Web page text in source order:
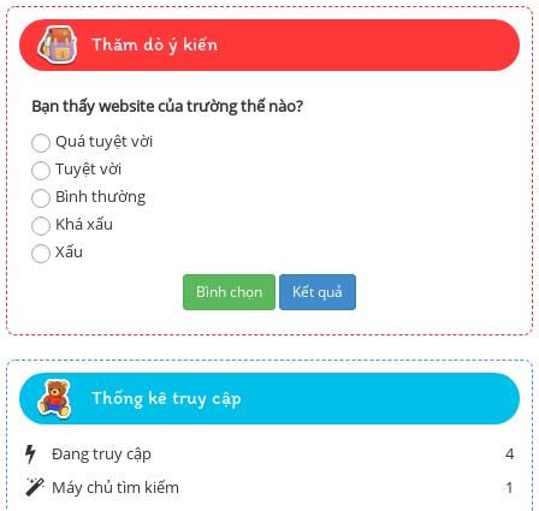
Thăm dò ý kiến
Bạn thấy website của trường thế nào?
Quá tuyệt vời
Tuyệt vời
Bình thường
Khá xấu
Xấu
Thống kê truy cập
Đang truy cập
4
Máy chủ tìm kiếm
1